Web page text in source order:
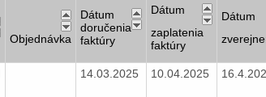
Objednávka
Dátum
doručenia
faktúry
Dátum
zaplatenia
faktúry
Dátum
14.03.2025 10.04.2025